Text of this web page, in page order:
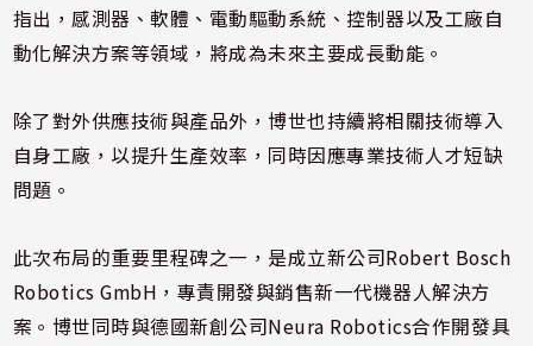
指出，感測器、軟體、電動驅動系統、控制器以及工廠自
動化解決方案等領域，將成為未來主要成長動能。
除了對外供應技術與產品外，博世也持續將相關技術導入
自身工廠，以提升生產效率，同時因應專業技術人才短缺
問題。
此次布局的重要里程碑之一，是成立新公司Robert Bosch
Robotics GmbH，專責開發與銷售新一代機器人解決方
案。博世同時與德國新創公司Neura Robotics合作開發具